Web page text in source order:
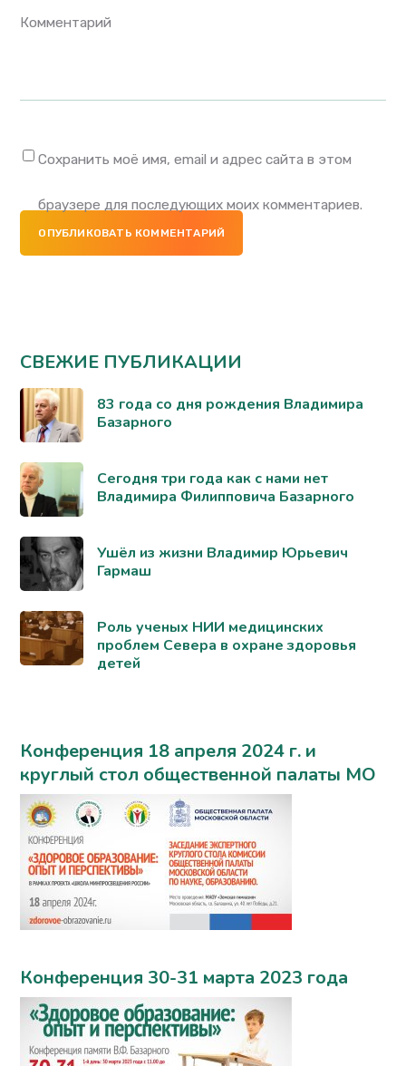
Комментарий
Сохранить моё имя, email и адрес сайта в этом
браузере для последующих моих комментариев.
ОПУБЛИКОВАТЬ КОММЕНТАРИЙ
СВЕЖИЕ ПУБЛИКАЦИИ
83 года со дня рождения Владимира
Базарного
Сегодня три года как с нами нет
Владимира Филипповича Базарного
Ушёл из жизни Владимир Юрьевич
Гармаш
Роль ученых НИИ медицинских
проблем Севера в охране здоровья
детей
Конференция 18 апреля 2024 г. и
круглый стол общественной палаты МО
Конференция 30-31 марта 2023 года